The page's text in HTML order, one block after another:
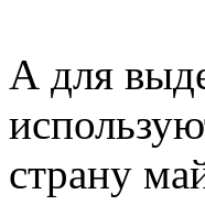
А для
страну